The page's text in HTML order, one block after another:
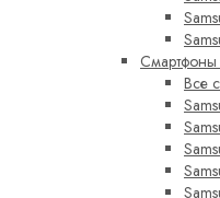
Смартфоны
Все